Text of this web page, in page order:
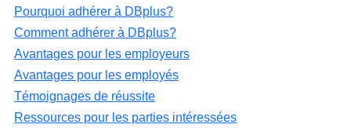
Pourquoi adhérer à DBplus?
Comment adhérer à DBplus?
Avantages pour les employeurs
Avantages pour les employés
Témoignages de réussite
Ressources pour les parties intéressées